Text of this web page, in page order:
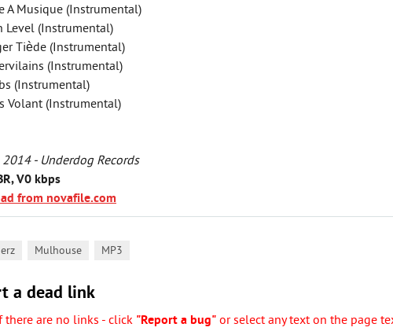
A Musique (Instrumental)
Level (Instrumental)
Tiède (Instrumental)
(Instrumental)
(Instrumental)
Volant (Instrumental)
- Underdog Records
V0 kbps
from novafile.com
Mulhouse MP3
a dead link
there are no links - click "Report a bug" or select any text on the page